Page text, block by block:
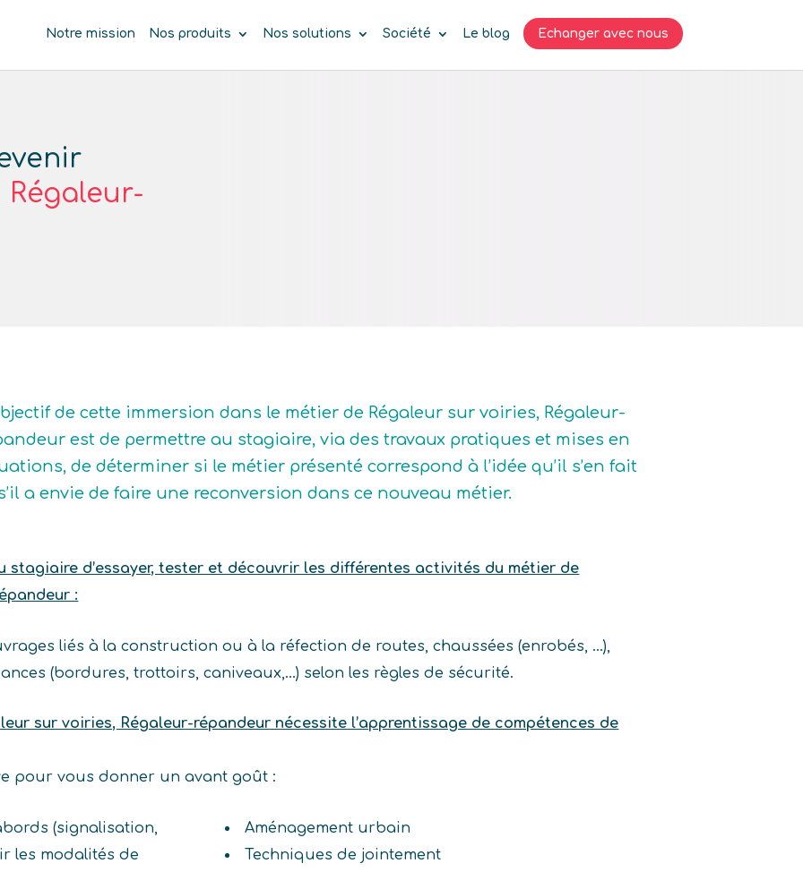
Notre mission Nos produits Nos solutions Société Le blog Echanger avec nous
de cette immersion dans le métier de Régaleur sur voiries, Régaleur-
est de permettre au stagiaire, via des travaux pratiques et mises en
de déterminer si le métier présenté correspond à l’idée qu’il s’en fait
a envie de faire une reconversion dans ce nouveau métier.
stagiaire d’essayer, tester et découvrir les différentes activités du métier de
:
liés à la construction ou à la réfection de routes, chaussées (enrobés, …),
(bordures, trottoirs, caniveaux,…) selon les règles de sécurité.
sur voiries, Régaleur-répandeur nécessite l’apprentissage de compétences de
pour vous donner un avant goût :
(signalisation,
les modalités de
Aménagement urbain
Techniques de jointement